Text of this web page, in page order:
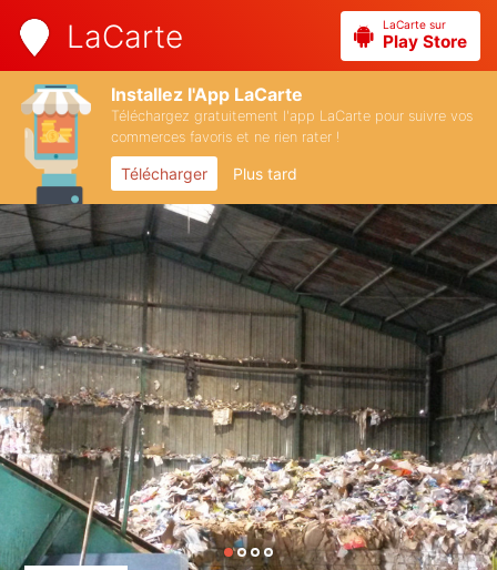
LaCarte LaCarte sur
Play Store
Installez l'App LaCarte
Téléchargez gratuitement l'app LaCarte pour suivre vos
commerces favoris et ne rien rater !
Télécharger Plus tard